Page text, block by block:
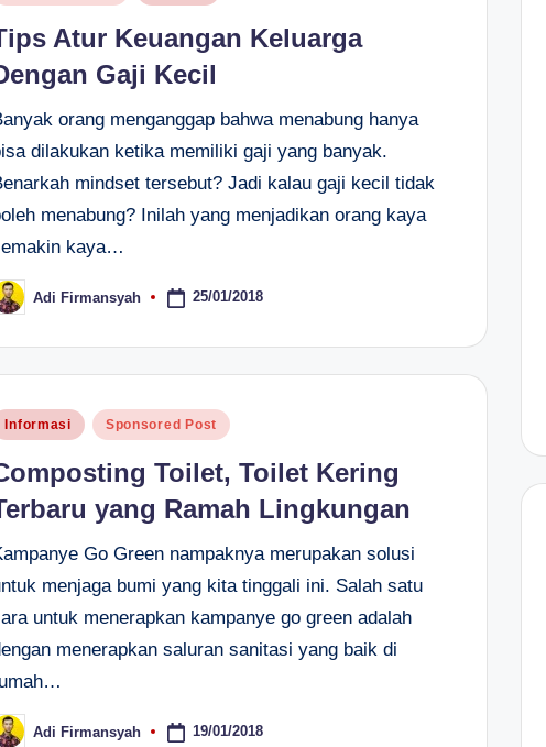
Atur Keuangan Keluarga
Gaji Kecil
orang menganggap bahwa menabung hanya
dilakukan ketika memiliki gaji yang banyak.
mindset tersebut? Jadi kalau gaji kecil tidak
menabung? Inilah yang menjadikan orang kaya
kaya…
Adi Firmansyah 25/01/2018
Informasi Sponsored Post
Toilet, Toilet Kering
yang Ramah Lingkungan
Go Green nampaknya merupakan solusi
menjaga bumi yang kita tinggali ini. Salah satu
untuk menerapkan kampanye go green adalah
menerapkan saluran sanitasi yang baik di
Adi Firmansyah 19/01/2018